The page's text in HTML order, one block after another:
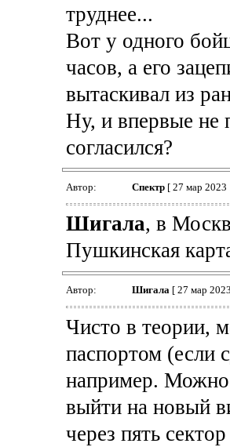
труднее...
Вот у одного
часов, а его
вытаскивал из
Ну, и впервые не
согласился?
Автор: Спектр[ 27 мар 2023
Шигала, в
Пушкинская
Автор: Шигала[ 27 мар
Чисто в теории,
паспортом (если
например. Можно
выйти на новый
через пять